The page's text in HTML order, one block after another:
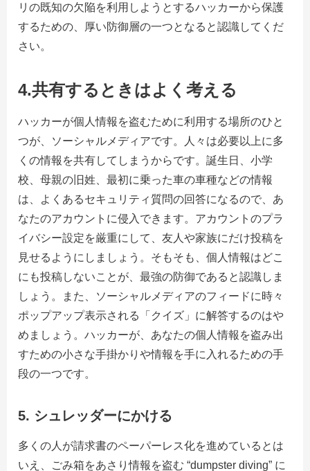
リの既知の欠陥を利用しようとするハッカーから保護
するための、厚い防御層の一つとなると認識してくだ
さい。
4.共有するときはよく考える
ハッカーが個人情報を盗むために利用する場所のひと
つが、ソーシャルメディアです。人々は必要以上に多
くの情報を共有してしまうからです。誕生日、小学
校、母親の旧姓、最初に乗った車の車種などの情報
は、よくあるセキュリティ質問の回答になるので、あ
なたのアカウントに侵入できます。アカウントのプラ
イバシー設定を厳重にして、友人や家族にだけ投稿を
見せるようにしましょう。そもそも、個人情報はどこ
にも投稿しないことが、最強の防御であると認識しま
しょう。また、ソーシャルメディアのフィードに時々
ポップアップ表示される「クイズ」に解答するのはや
めましょう。ハッカーが、あなたの個人情報を盗み出
すための小さな手掛かりや情報を手に入れるための手
段の一つです。
5. シュレッダーにかける
多くの人が請求書のペーパーレス化を進めているとは
いえ、ごみ箱をあさり情報を盗む “dumpster diving” に